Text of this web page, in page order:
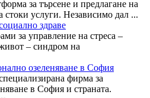
за търсене и предлагане на
стоки услуги. Независимо дал ...
здраве
за управление на стреса –
– синдром на
озеленяване в София
фирма за
в София и страната.